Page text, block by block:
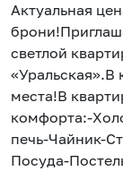
Актуальная
свeтлoй
«Уральская».В
мecта!В
комфoрта:-
печь-Чайник-
Посуда-